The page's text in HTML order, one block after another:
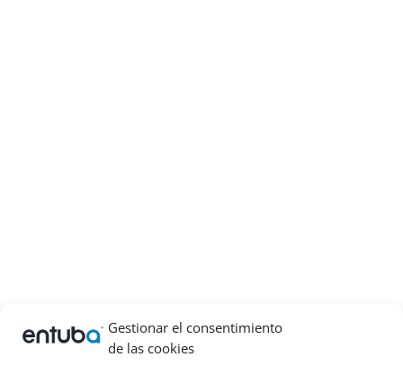
Gestionar el consentimiento
de las cookies